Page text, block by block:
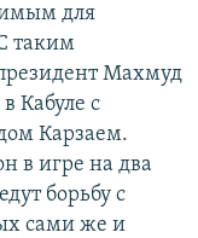
для
таким
Махмуд
Кабуле с
Карзаем.
в игре на два
борьбу с
сами же и